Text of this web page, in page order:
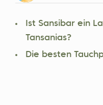
Ist Sansibar ein
Tansanias?
Die besten